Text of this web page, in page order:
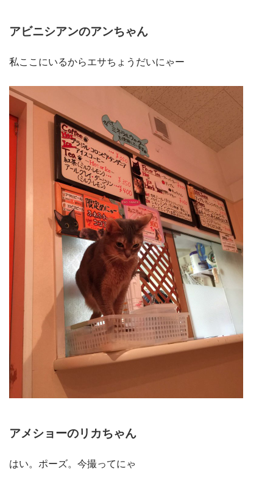
アビニシアンのアンちゃん
私ここにいるからエサちょうだいにゃー
アメショーのリカちゃん
はい。ポーズ。今撮ってにゃ